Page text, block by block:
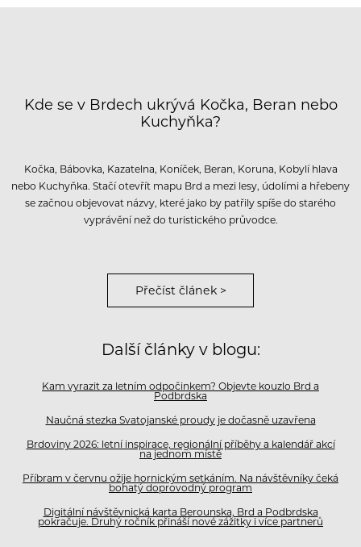
Kde se v Brdech ukrývá Kočka, Beran nebo
Kuchyňka?
Kočka, Bábovka, Kazatelna, Koníček, Beran, Koruna, Kobylí hlava
nebo Kuchyňka. Stačí otevřít mapu Brd a mezi lesy, údolími a hřebeny
se začnou objevovat názvy, které jako by patřily spíše do starého
vyprávění než do turistického průvodce.
Přečíst článek >
Další články v blogu:
Kam vyrazit za letním odpočinkem? Objevte kouzlo Brd a
Podbrdska
Naučná stezka Svatojanské proudy je dočasně uzavřena
Brdoviny 2026: letní inspirace, regionální příběhy a kalendář akcí
na jednom místě
Příbram v červnu ožije hornickým setkáním. Na návštěvníky čeká
bohatý doprovodný program
Digitální návštěvnická karta Berounska, Brd a Podbrdska
pokračuje. Druhý ročník přináší nové zážitky i více partnerů